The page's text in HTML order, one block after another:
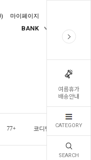
여름휴가
배송안내
CATEGORY
SEARCH
) 마이페이지
BANK
77+ 코디템 오늘발송